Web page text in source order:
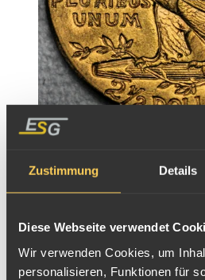
Zustimmung Details
Diese Webseite verwendet
Wir verwenden Cookies, um
personalisieren, Funktionen für